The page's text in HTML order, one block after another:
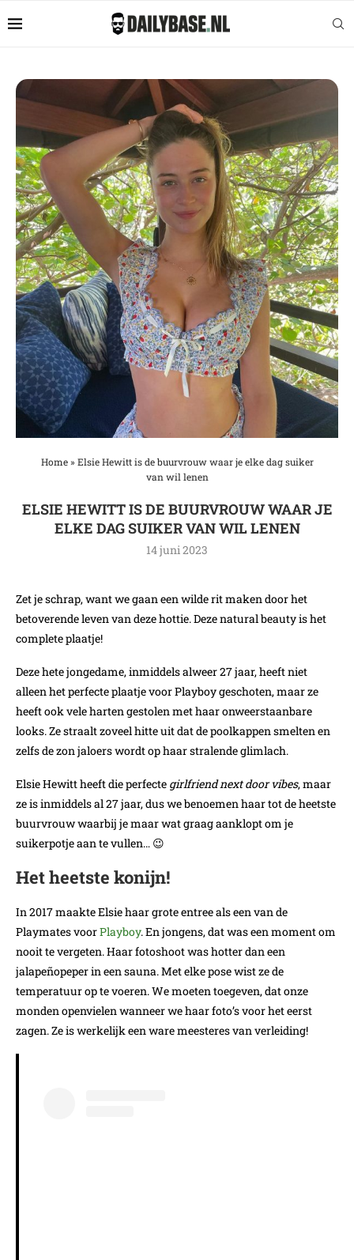
Home» Elsie Hewitt is de buurvrouw waar je elke dag suiker
van wil lenen
ELSIE HEWITT IS DE BUURVROUW WAAR JE
ELKE DAG SUIKER VAN WIL LENEN
14 juni 2023
Zet je schrap, want we gaan een wilde rit maken door het
betoverende leven van deze hottie. Deze natural beauty is het
complete plaatje!
Deze hete jongedame, inmiddels alweer 27 jaar, heeft niet
alleen het perfecte plaatje voor Playboy geschoten, maar ze
heeft ook vele harten gestolen met haar onweerstaanbare
looks. Ze straalt zoveel hitte uit dat de poolkappen smelten en
zelfs de zon jaloers wordt op haar stralende glimlach.
Elsie Hewitt heeft die perfecte girlfriend next door vibes, maar
ze is inmiddels al 27 jaar, dus we benoemen haar tot de heetste
buurvrouw waarbij je maar wat graag aanklopt om je
suikerpotje aan te vullen… 😉
Het heetste konijn!
In 2017 maakte Elsie haar grote entree als een van de
Playmates voorPlayboy. En jongens, dat was een moment om
nooit te vergeten. Haar fotoshoot was hotter dan een
jalapeñopeper in een sauna. Met elke pose wist ze de
temperatuur op te voeren. We moeten toegeven, dat onze
monden openvielen wanneer we haar foto’s voor het eerst
zagen. Ze is werkelijk een ware meesteres van verleiding!